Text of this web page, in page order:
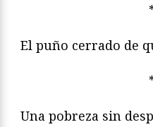
El puño cerrado de
Una pobreza sin